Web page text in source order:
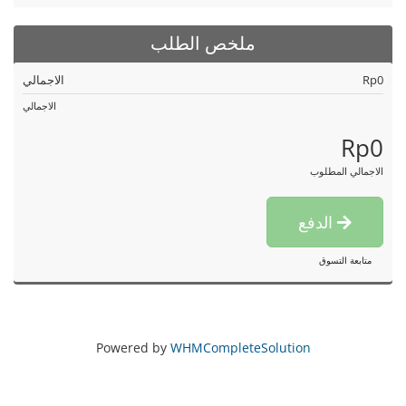
ملخص الطلب
الاجمالي Rp0
الاجمالي
Rp0
الاجمالي المطلوب
متابعة التسوق
Powered by WHMCompleteSolution